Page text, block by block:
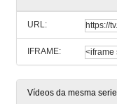
URL:
IFRAME:
Vídeos da mesma serie